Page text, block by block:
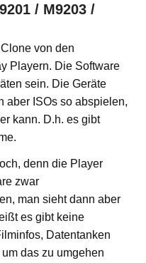
/ M9203 /
von den
Playern. Die Software
sein. Die Geräte
aber ISOs so abspielen,
kann. D.h. es gibt
denn die Player
zwar
man sieht dann aber
es gibt keine
Datentanken
das zu umgehen